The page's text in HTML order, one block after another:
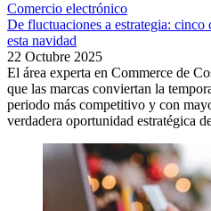
Comercio electrónico
De fluctuaciones a estrategia:
esta navidad
22 Octubre 2025
El área experta en Commerce de
que las marcas conviertan la
periodo más competitivo y con
verdadera oportunidad estratégica